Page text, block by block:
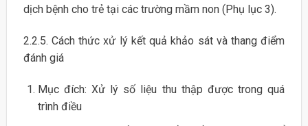
dịch bệnh cho trẻ tại các trường mầm non (Phụ lục 3).
2.2.5. Cách thức xử lý kết quả khảo sát và thang điểm
đánh giá
Mục đích: Xử lý số liệu thu thập được trong quá
trình điều